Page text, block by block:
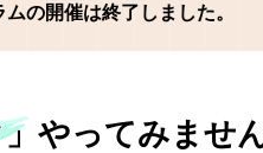
の開催は終了しました。
やってみませ